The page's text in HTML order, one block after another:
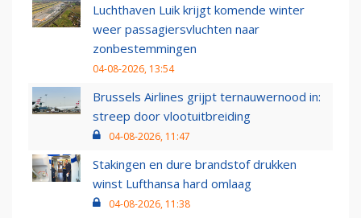
Luchthaven Luik krijgt komende winter
weer passagiersvluchten naar
zonbestemmingen
04-08-2026, 13:54
Brussels Airlines grijpt ternauwernood in:
streep door vlootuitbreiding
04-08-2026, 11:47
Stakingen en dure brandstof drukken
winst Lufthansa hard omlaag
04-08-2026, 11:38